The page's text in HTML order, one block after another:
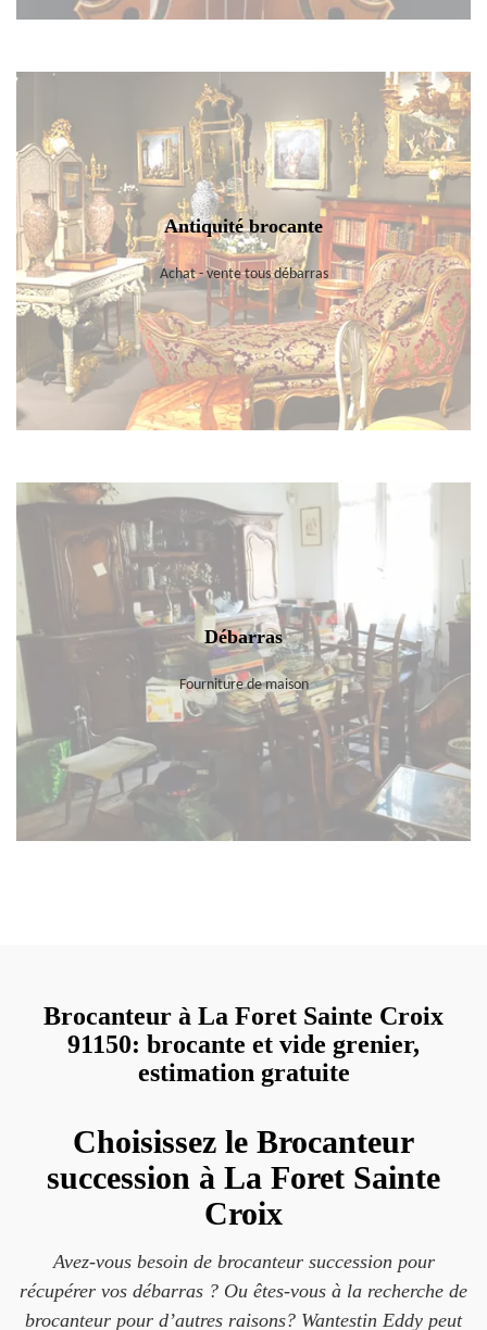
Antiquité brocante
Achat - vente tous débarras
Débarras
Fourniture de maison
Brocanteur à La Foret Sainte Croix
91150: brocante et vide grenier,
estimation gratuite
Choisissez le Brocanteur
succession à La Foret Sainte
Croix
Avez-vous besoin de brocanteur succession pour
récupérer vos débarras ? Ou êtes-vous à la recherche de
brocanteur pour d’autres raisons? Wantestin Eddy peut